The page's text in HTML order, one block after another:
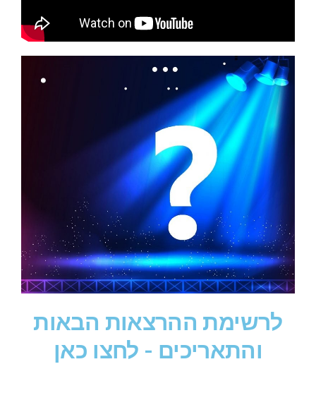
לרשימת ההרצאות הבאות
והתאריכים - לחצו כאן